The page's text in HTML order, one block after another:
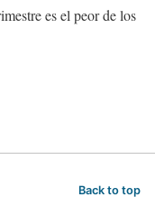
es el peor de los
Back to top